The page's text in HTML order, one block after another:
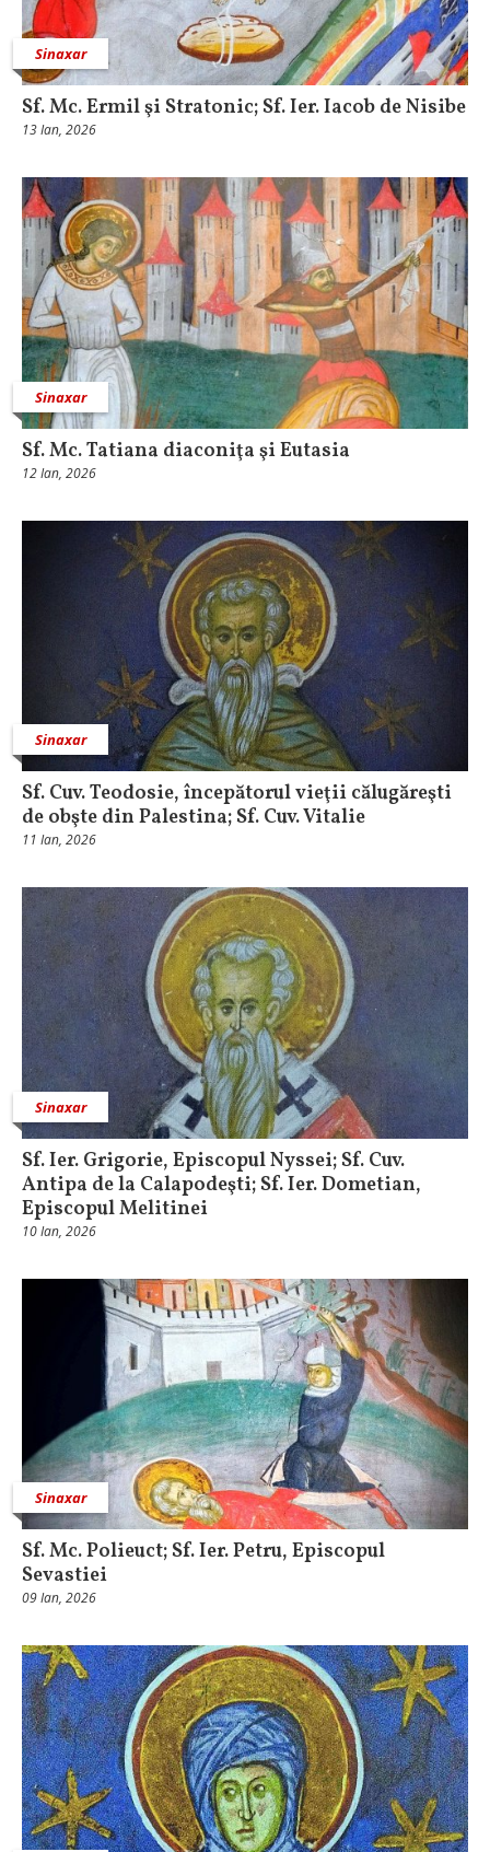
Sinaxar
Sf. Mc. Ermil şi Stratonic; Sf. Ier. Iacob de Nisibe
13 Ian, 2026
Sinaxar
Sf. Mc. Tatiana diaconiţa şi Eutasia
12 Ian, 2026
Sinaxar
Sf. Cuv. Teodosie, începătorul vieţii călugăreşti
de obşte din Palestina; Sf. Cuv. Vitalie
11 Ian, 2026
Sinaxar
Sf. Ier. Grigorie, Episcopul Nyssei; Sf. Cuv.
Antipa de la Calapodeşti; Sf. Ier. Dometian,
Episcopul Melitinei
10 Ian, 2026
Sinaxar
Sf. Mc. Polieuct; Sf. Ier. Petru, Episcopul
Sevastiei
09 Ian, 2026